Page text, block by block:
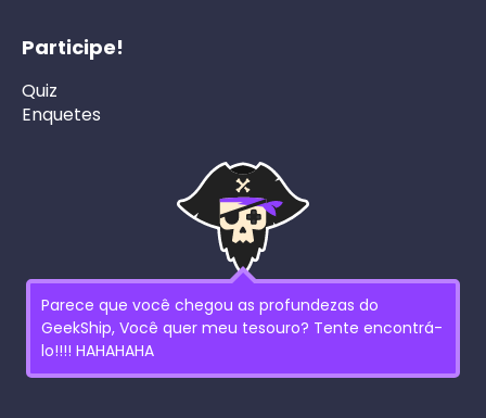
Participe!
Quiz
Enquetes
Parece que você chegou as profundezas do
GeekShip, Você quer meu tesouro? Tente encontrá-
lo!!!! HAHAHAHA